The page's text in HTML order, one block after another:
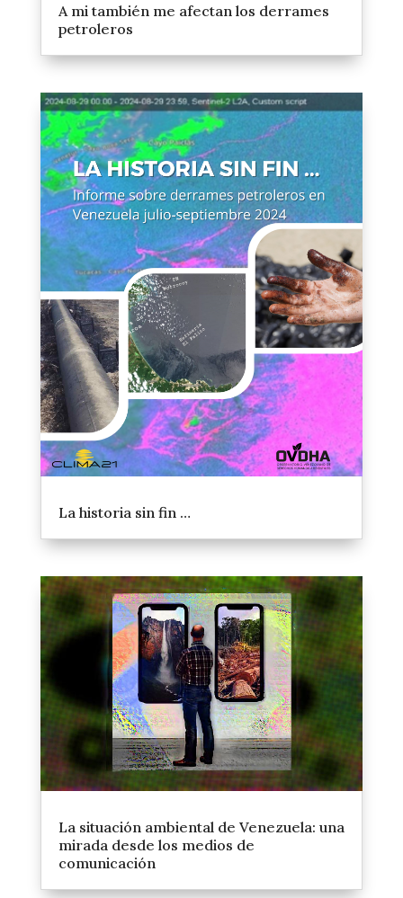
A mi también me afectan los derrames
petroleros
La historia sin fin …
La situación ambiental de Venezuela: una
mirada desde los medios de
comunicación